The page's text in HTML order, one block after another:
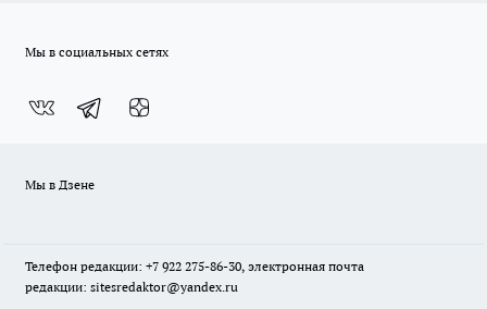
Мы в социальных сетях
Мы в Дзене
Телефон редакции: +7 922 275-86-30, электронная почта
редакции: sitesredaktor@yandex.ru